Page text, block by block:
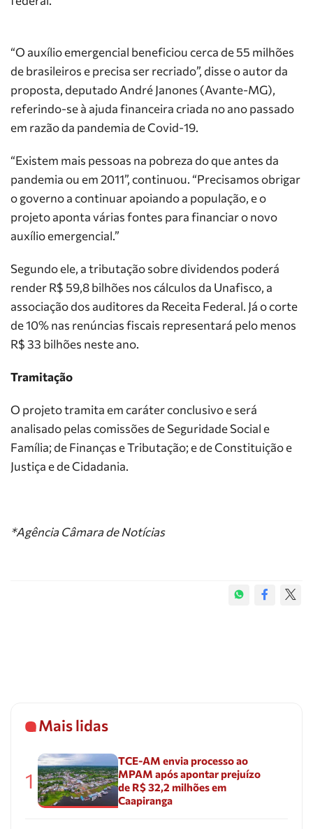
“O auxílio emergencial beneficiou cerca de 55 milhões
de brasileiros e precisa ser recriado”, disse o autor da
proposta, deputado André Janones (Avante-MG),
referindo-se à ajuda financeira criada no ano passado
em razão da pandemia de Covid-19.
“Existem mais pessoas na pobreza do que antes da
pandemia ou em 2011”, continuou. “Precisamos obrigar
o governo a continuar apoiando a população, e o
projeto aponta várias fontes para financiar o novo
auxílio emergencial.”
Segundo ele, a tributação sobre dividendos poderá
render R$ 59,8 bilhões nos cálculos da Unafisco, a
associação dos auditores da Receita Federal. Já o corte
de 10% nas renúncias fiscais representará pelo menos
R$ 33 bilhões neste ano.
Tramitação
O projeto tramita emcaráter conclusivoe será
analisado pelas comissões de Seguridade Social e
Família; de Finanças e Tributação; e de Constituição e
Justiça e de Cidadania.
*Agência Câmara de Notícias
Mais lidas
1
TCE-AM envia processo ao
MPAM após apontar prejuízo
de R$ 32,2 milhões em
Caapiranga